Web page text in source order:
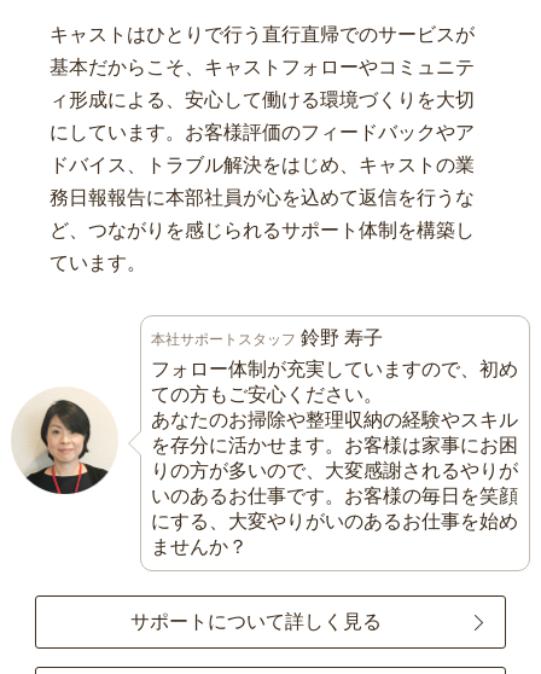
キャストはひとりで行う直行直帰でのサービスが
基本だからこそ、キャストフォローやコミュニテ
ィ形成による、安心して働ける環境づくりを大切
にしています。お客様評価のフィードバックやア
ドバイス、トラブル解決をはじめ、キャストの業
務日報報告に本部社員が心を込めて返信を行うな
ど、つながりを感じられるサポート体制を構築し
ています。
本社サポートスタッフ 鈴野 寿子
フォロー体制が充実していますので、初め
ての方もご安心ください。
あなたのお掃除や整理収納の経験やスキル
を存分に活かせます。お客様は家事にお困
りの方が多いので、大変感謝されるやりが
いのあるお仕事です。お客様の毎日を笑顔
にする、大変やりがいのあるお仕事を始め
ませんか？
サポートについて詳しく見る